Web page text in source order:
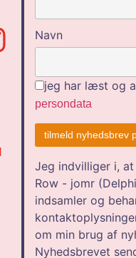
Navn
jeg har læst og
persondata
Jeg indvilliger i,
Row - jomr
indsamler og
om min brug af
Nyhedsbrevet